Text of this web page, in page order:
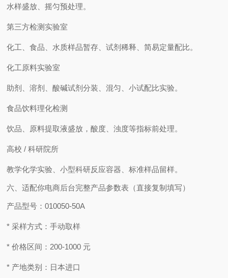
水样盛放、摇匀预处理。
第三方检测实验室
化工、食品、水质样品暂存、试剂稀释、简易定量配比。
化工原料实验室
助剂、溶剂、酸碱试剂分装、混匀、小试配比实验。
食品饮料理化检测
饮品、原料提取液盛放，酸度、浊度等指标前处理。
高校 / 科研院所
教学化学实验、小型科研反应容器、标准样品留样。
六、适配你电商后台完整产品参数表（直接复制填写）
产品型号：010050-50A
* 采样方式：手动取样
* 价格区间：200-1000 元
* 产地类别：日本进口